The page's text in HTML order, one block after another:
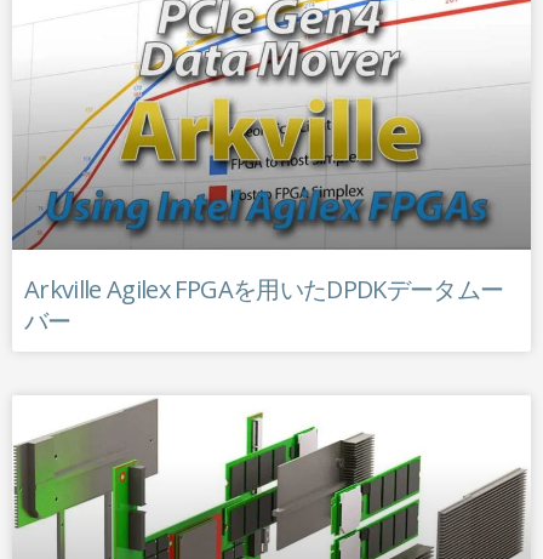
Arkville Agilex FPGAを用いたDPDKデータムー
バー